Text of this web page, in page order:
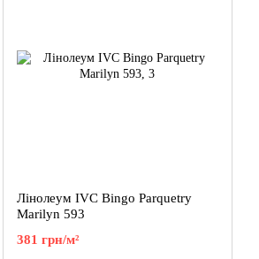
Лінолеум IVC Bingo Parquetry
Marilyn 593
381 грн/м²